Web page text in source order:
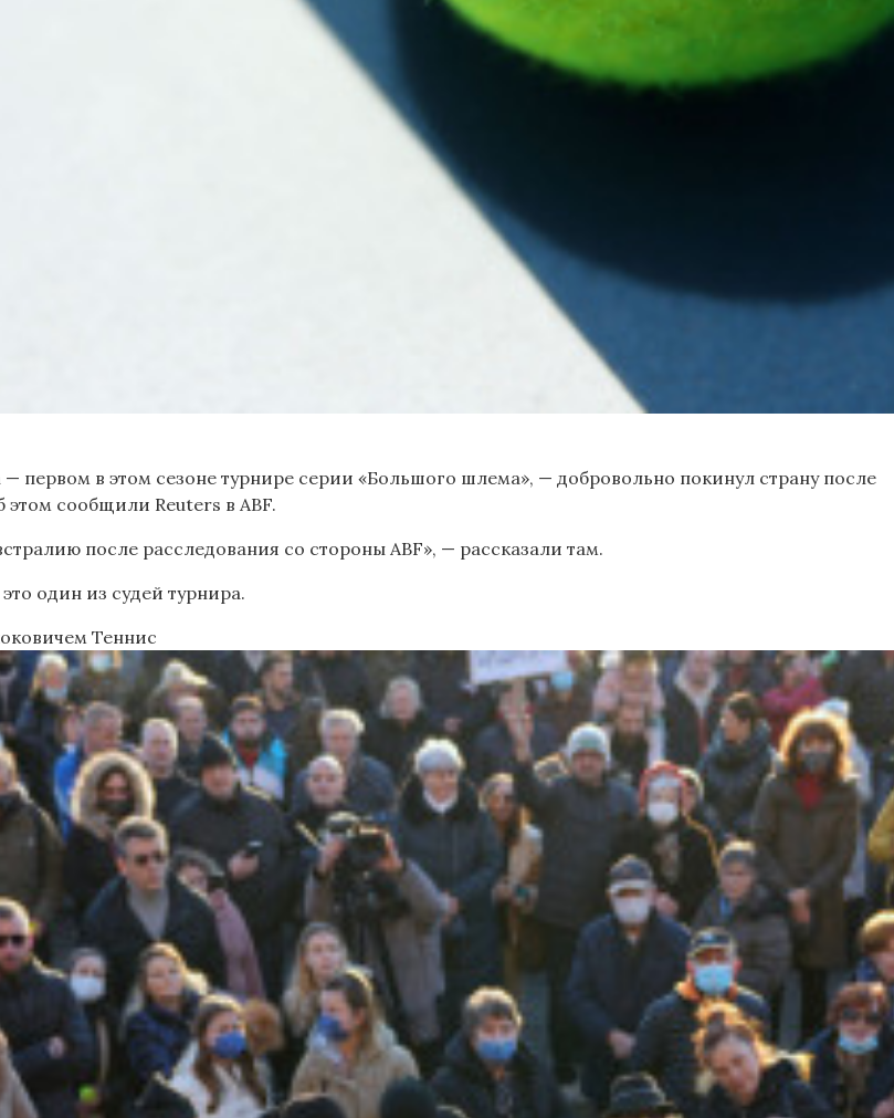
первом в этом сезоне турнире серии «Большого шлема», — добровольно покинул страну после
сообщили Reuters в ABF.
после расследования со стороны ABF», — рассказали там.
один из судей турнира.
Теннис